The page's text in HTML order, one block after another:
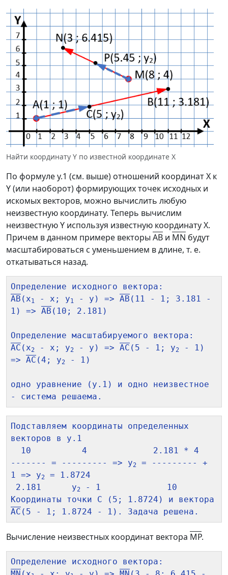
Найти координату Y по известной координате X
По формуле у.1 (см. выше) отношений координат X к
Y (или наоборот) формирующих точек исходных и
искомых векторов, можно вычислить любую
неизвестную координату. Теперь вычислим
неизвестную Y используя известную координату X.
Причем в данном примере векторы AB и MN будут
масштабироваться с уменьшением в длине, т. е.
откатываться назад.
AB (x1 - x; y1 - y) => AB (11 - 1; 3.181 -
1) => AB (10; 2.181)
AC (x2 - x; y2 - y) => AC (5 - 1; y2
- 1)
=> AC (4; y2 - 1)
одно уравнение (у.1) и одно неизвестное
Подставляем координаты определенных
векторов в у.1
------- = --------- => y2
= --------- +
1 => y2
= 1.8724
2.181      y2
- 1             10
AC
Вычисление неизвестных координат вектора MP.